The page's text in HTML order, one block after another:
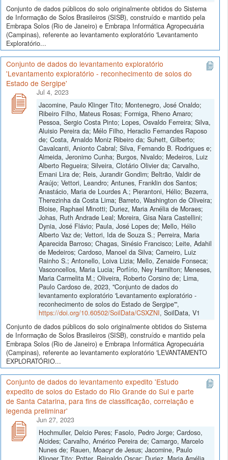
Conjunto de dados públicos do solo originalmente obtidos do Sistema
de Informação de Solos Brasileiros (SISB), construído e mantido pela
Embrapa Solos (Rio de Janeiro) e Embrapa Informática Agropecuária
(Campinas), referente ao levantamento exploratório 'Levantamento
Exploratório...
Conjunto de dados do levantamento exploratório
'Levantamento exploratório - reconhecimento de solos do
Estado de Sergipe'
Jul 4, 2023
Jacomine, Paulo Klinger Tito; Montenegro, José Onaldo;
Ribeiro Filho, Mateus Rosas; Formiga, Rheno Amaro;
Pessoa, Sergio Costa Pinto; Lopes, Osvaldo Ferreira; Silva,
Aluisio Pereira da; Mélo Filho, Heraclio Fernandes Raposo
de; Costa, Arnaldo Moniz Ribeiro da; Suhett, Gilberto;
Cavalcanti, Anionto Cabral; Silva, Fernando B. Rodrigues e;
Almeida, Jeronimo Cunha; Burgos, Nivaldo; Medeiros, Luiz
Alberto Regueira; Silveira, Clotário Olivier da; Carvalho,
Ernani Lira de; Reis, Jurandir Gondim; Beltrão, Valdir de
Araújo; Vettori, Leandro; Antunes, Franklin dos Santos;
Anastácio, Maria de Lourdes A.; Pierantoni, Hélio; Bezerra,
Therezinha da Costa Lima; Barreto, Washington de Oliveira;
Bloise, Raphael Minotti; Duriez, Maria Amélia de Moraes;
Johas, Ruth Andrade Leal; Moreira, Gisa Nara Castellini;
Dynia, José Flávio; Paula, José Lopes de; Mello, Hélio
Alberto Vaz de; Vettori, Ida de Souza S.; Perreira, Maria
Aparecida Barroso; Chagas, Sinésio Francisco; Leite, Adahil
de Medeiros; Cardoso, Manoel da Silva; Carneiro, Luiz
Rainho S.; Antonello, Loiva Lizia; Mello, Zenaide Fonseca;
Vasconcellos, Maria Lucia; Porfírio, Ney Hamilton; Meneses,
Maria Carmelita M.; Oliveira, Roberto Corsino de; Lima,
Paulo Cardoso de, 2023, "Conjunto de dados do
levantamento exploratório 'Levantamento exploratório -
reconhecimento de solos do Estado de Sergipe'",
https://doi.org/10.60502/SoilData/CSXZNI, SoilData, V1
Conjunto de dados públicos do solo originalmente obtidos do Sistema
de Informação de Solos Brasileiros (SISB), construído e mantido pela
Embrapa Solos (Rio de Janeiro) e Embrapa Informática Agropecuária
(Campinas), referente ao levantamento exploratório 'LEVANTAMENTO
EXPLORATÓRIO...
Conjunto de dados do levantamento expedito 'Estudo
expedito de solos do Estado do Rio Grande do Sul e parte
de Santa Catarina, para fins de classificação, correlação e
legenda preliminar'
Jun 27, 2023
Hochmuller, Delcio Peres; Fasolo, Pedro Jorge; Cardoso,
Alcides; Carvalho, Américo Pereira de; Camargo, Marcelo
Nunes de; Rauen, Moacyr de Jesus; Jacomine, Paulo